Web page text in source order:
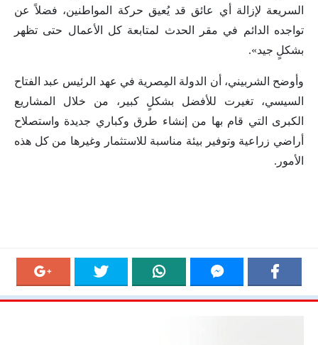
السريعة لإزالة أي عائق قد يُعيق حركة المواطنين، فضلاً عن
تواجده الدائم في مقر الحدث لمتابعة كل الأعمال حتى تظهر
بشكلٍ جيد».
وأوضح الشربيني، أن الدولة المِصرية في عهد الرئيس عبد الفتاح
السيسي، تغيرت للأفضل بشكلٍ كبير، من خلال المشاريع
الكبرى التي قام بها من إنشاء طرق وكباري جديدة واستصلاح
أراضي زراعية وتوفير بيئة مناسبة للاستثمار وغيرها من كل هذه
الأمور.